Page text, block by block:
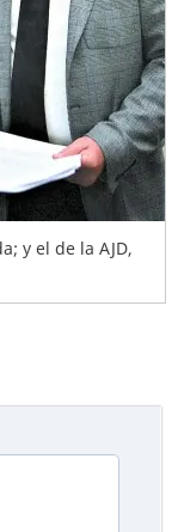
y el de la AJD,